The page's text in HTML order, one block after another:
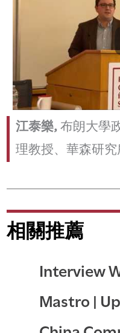
江泰樂, 布朗大學
理教授、華森研
相關推薦
Interview
Mastro |